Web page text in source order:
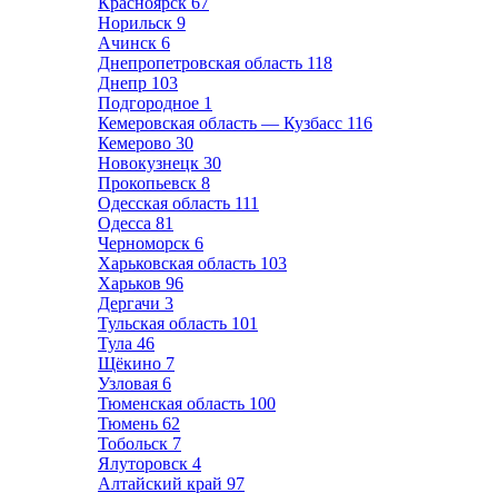
Норильск 9
Ачинск 6
Днепропетровская область 118
Днепр 103
Подгородное 1
Кемеровская область — Кузбасс 116
Кемерово 30
Новокузнецк 30
Прокопьевск 8
Одесская область 111
Одесса 81
Черноморск 6
Харьковская область 103
Харьков 96
Дергачи 3
Тульская область 101
Тула 46
Щёкино 7
Узловая 6
Тюменская область 100
Тюмень 62
Тобольск 7
Ялуторовск 4
Алтайский край 97